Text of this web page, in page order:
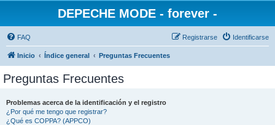
DEPECHE MODE - forever -
FAQ Identificarse
Registrarse
Inicio Índice general Preguntas Frecuentes
Preguntas Frecuentes
Problemas acerca de la identificación y el registro
¿Por qué me tengo que registrar?
¿Qué es COPPA? (APPCO)